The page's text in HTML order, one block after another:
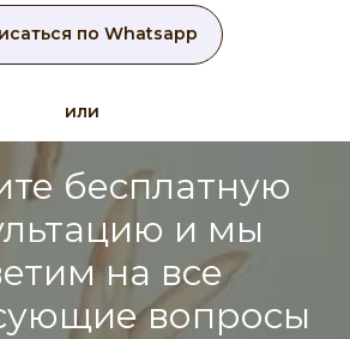
по Whatsapp
или
бесплатную
и мы
на все
вопросы